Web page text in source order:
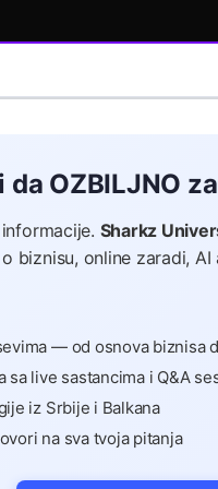
da OZBILJNO
Sharkz
biznisu, online zaradi,
— od osnova biznisa
live sastancima i Q&A
iz Srbije i Balkana
na sva tvoja pitanja